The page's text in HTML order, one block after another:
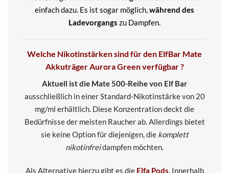
einfach dazu. Es ist sogar möglich,während des
Ladevorgangs zu Dampfen.
Welche Nikotinstärken sind für den ElfBar Mate
Akkuträger Aurora Green verfügbar ?
Aktuell ist die Mate 500-Reihe von Elf Bar
ausschließlich in einer Standard-Nikotinstärke von 20
mg/ml erhältlich. Diese Konzentration deckt die
Bedürfnisse der meisten Raucher ab. Allerdings bietet
sie keine Option für diejenigen, die komplett
nikotinfreidampfen möchten.
Als Alternative hierzu gibt es die Elfa Pods . Innerhalb